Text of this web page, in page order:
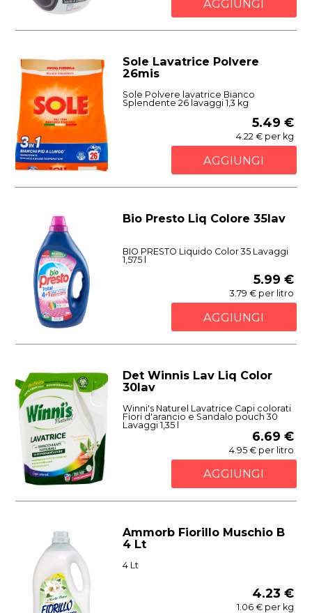
AGGIUNGI
Sole Lavatrice Polvere
26mis
Sole Polvere lavatrice Bianco
Splendente 26 lavaggi 1,3 kg
5.49 €
4.22 € per kg
AGGIUNGI
Bio Presto Liq Colore 35lav
BIO PRESTO Liquido Color 35 Lavaggi
1,575 l
5.99 €
3.79 € per litro
AGGIUNGI
Det Winnis Lav Liq Color
30lav
Winni's Naturel Lavatrice Capi colorati
Fiori d'arancio e Sandalo pouch 30
Lavaggi 1,35 l
6.69 €
4.95 € per litro
AGGIUNGI
Ammorb Fiorillo Muschio B
4 Lt
4 Lt
4.23 €
1.06 € per kg